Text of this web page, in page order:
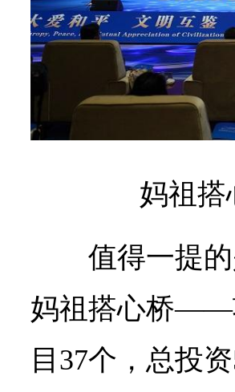
妈祖
值得一提
妈祖搭心桥——
目37个，总投